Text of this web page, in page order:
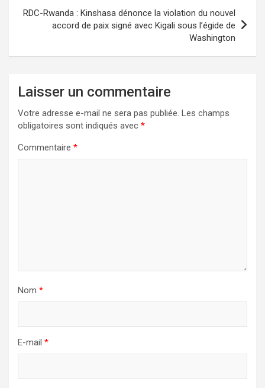
RDC-Rwanda : Kinshasa dénonce la violation du nouvel
accord de paix signé avec Kigali sous l’égide de
Washington
Laisser un commentaire
Votre adresse e-mail ne sera pas publiée. Les champs
obligatoires sont indiqués avec *
Commentaire *
Nom *
E-mail *